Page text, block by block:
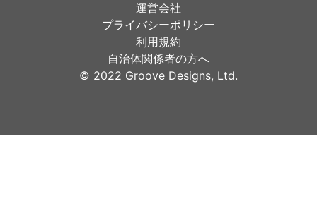
運営会社
プライバシーポリシー
利用規約
自治体関係者の方へ
©︎ 2022 Groove Designs, Ltd.